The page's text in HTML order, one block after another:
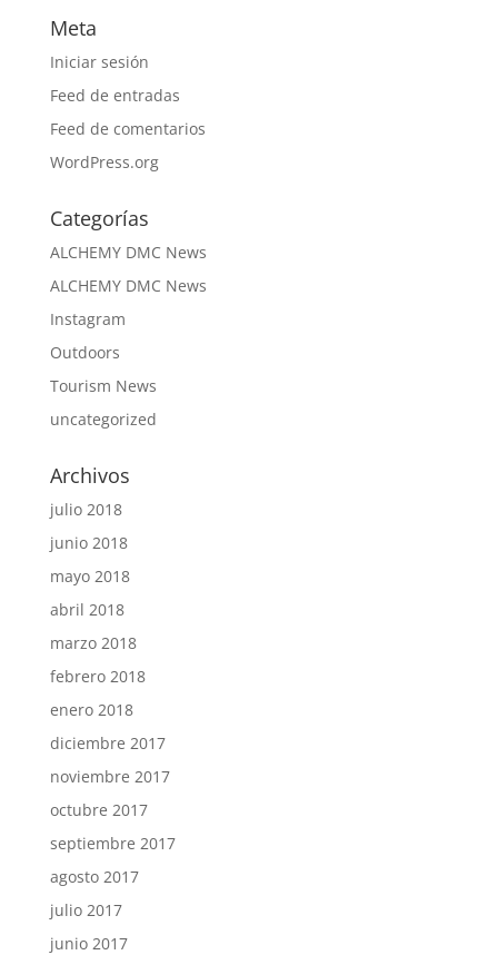
Meta
Iniciar sesión
Feed de entradas
Feed de comentarios
WordPress.org
Categorías
ALCHEMY DMC News
ALCHEMY DMC News
Instagram
Outdoors
Tourism News
uncategorized
Archivos
julio 2018
junio 2018
mayo 2018
abril 2018
marzo 2018
febrero 2018
enero 2018
diciembre 2017
noviembre 2017
octubre 2017
septiembre 2017
agosto 2017
julio 2017
junio 2017